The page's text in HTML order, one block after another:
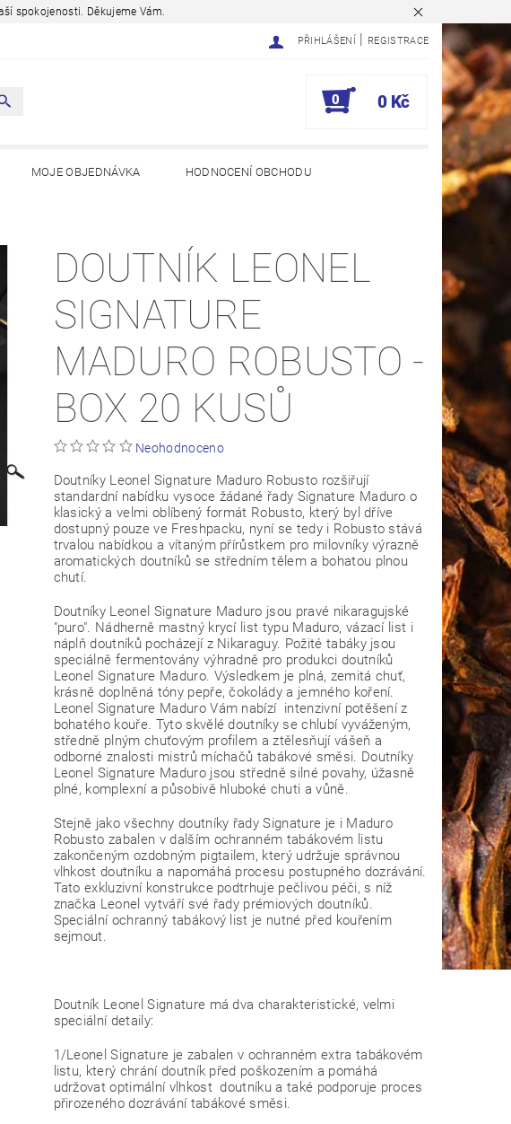
spokojenosti. Děkujeme Vám.
PŘIHLÁŠENÍ REGISTRACE
0 0 Kč
MOJE OBJEDNÁVKA HODNOCENÍ OBCHODU
DOUTNÍK LEONEL
SIGNATURE
MADURO ROBUSTO -
BOX 20 KUSŮ
Neohodnoceno
Doutníky Leonel Signature Maduro Robusto rozšiřují
standardní nabídku vysoce žádané řady Signature Maduro o
klasický a velmi oblíbený formát Robusto, který byl dříve
dostupný pouze ve Freshpacku, nyní se tedy i Robusto stává
trvalou nabídkou a vítaným přírůstkem pro milovníky výrazně
aromatických doutníků se středním tělem a bohatou plnou
chutí.
Doutníky Leonel Signature Maduro jsou pravé nikaragujské
"puro". Nádherně mastný krycí list typu Maduro, vázací list i
náplň doutníků pocházejí z Nikaraguy. Požité tabáky jsou
speciálně fermentovány výhradně pro produkci doutníků
Leonel Signature Maduro. Výsledkem je plná, zemitá chuť,
krásně doplněná tóny pepře, čokolády a jemného koření.
Leonel Signature Maduro Vám nabízí intenzivní potěšení z
bohatého kouře. Tyto skvělé doutníky se chlubí vyváženým,
středně plným chuťovým profilem a ztělesňují vášeň a
odborné znalosti mistrů míchačů tabákové směsi. Doutníky
Leonel Signature Maduro jsou středně silné povahy, úžasně
plné, komplexní a působivě hluboké chuti a vůně.
Stejně jako všechny doutníky řady Signature je i Maduro
Robusto zabalen v dalším ochranném tabákovém listu
zakončeným ozdobným pigtailem, který udržuje správnou
vlhkost doutníku a napomáhá procesu postupného dozrávání.
Tato exkluzivní konstrukce podtrhuje pečlivou péči, s níž
značka Leonel vytváří své řady prémiových doutníků.
Speciální ochranný tabákový list je nutné před kouřením
sejmout.
Doutník Leonel Signature má dva charakteristické, velmi
speciální detaily:
1/Leonel Signature je zabalen v ochranném extra tabákovém
listu, který chrání doutník před poškozením a pomáhá
udržovat optimální vlhkost doutníku a také podporuje proces
přirozeného dozrávání tabákové směsi.